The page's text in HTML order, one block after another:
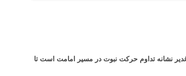
نشانه تداوم حرکت نبوت در مسیر امامت است تا